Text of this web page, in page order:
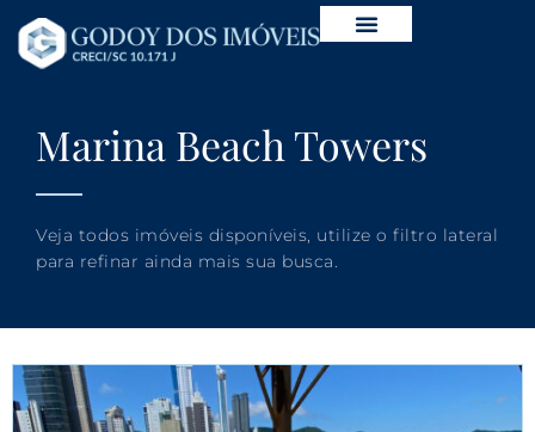
Marina Beach Towers
Veja todos imóveis disponíveis, utilize o filtro lateral
para refinar ainda mais sua busca.